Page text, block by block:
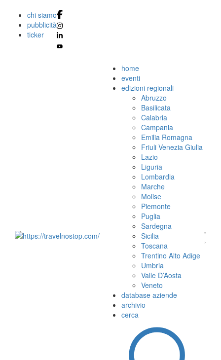
chi siamo
pubblicità
ticker
home
eventi
edizioni regionali
Abruzzo
Basilicata
Calabria
Campania
Emilia Romagna
Friuli Venezia Giulia
Lazio
Liguria
Lombardia
Marche
Molise
Piemonte
Puglia
Sardegna
Sicilia
Toscana
Trentino Alto Adige
Umbria
Valle D’Aosta
Veneto
database aziende
archivio
cerca